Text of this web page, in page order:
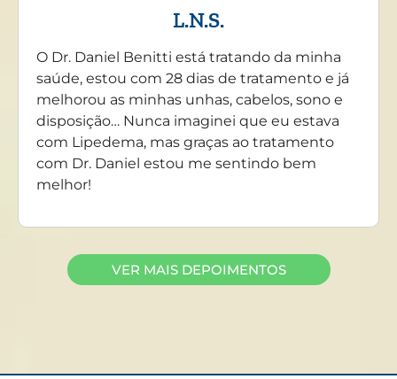
L.N.S.
O Dr. Daniel Benitti está tratando da minha
saúde, estou com 28 dias de tratamento e já
melhorou as minhas unhas, cabelos, sono e
disposição… Nunca imaginei que eu estava
com Lipedema, mas graças ao tratamento
com Dr. Daniel estou me sentindo bem
melhor!
VER MAIS DEPOIMENTOS